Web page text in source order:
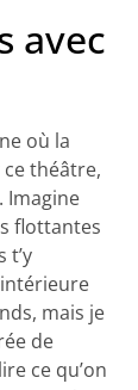
avec
où la
théâtre,
Imagine
flottantes
t’y
mais je
de
ce qu’on